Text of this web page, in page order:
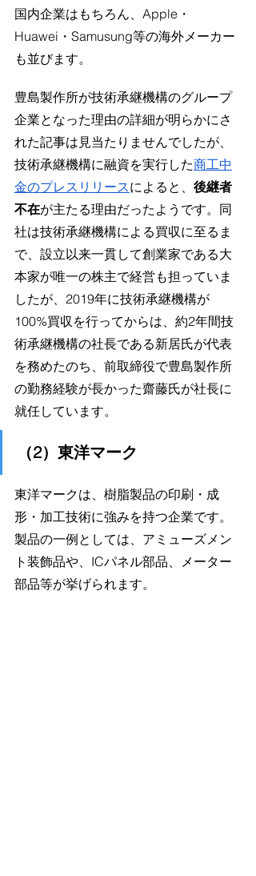
国内企業はもちろん、Apple・
Huawei・Samusung等の海外メーカー
も並びます。
豊島製作所が技術承継機構のグループ
企業となった理由の詳細が明らかにさ
れた記事は見当たりませんでしたが、
技術承継機構に融資を実行した商工中
金のプレスリリースによると、 後継者
不在が主たる理由だったようです。同
社は技術承継機構による買収に至るま
で、設立以来一貫して創業家である大
本家が唯一の株主で経営も担っていま
したが、2019年に技術承継機構が
100%買収を行ってからは、約2年間技
術承継機構の社長である新居氏が代表
を務めたのち、前取締役で豊島製作所
の勤務経験が長かった齋藤氏が社長に
就任しています。
（2）東洋マーク
東洋マークは、樹脂製品の印刷・成
形・加工技術に強みを持つ企業です。
製品の一例としては、アミューズメン
ト装飾品や、ICパネル部品、メーター
部品等が挙げられます。